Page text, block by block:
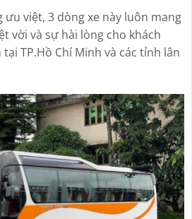
việt, 3 dòng xe này luôn mang
vời và sự hài lòng cho khách
TP.Hồ Chí Minh và các tỉnh lân